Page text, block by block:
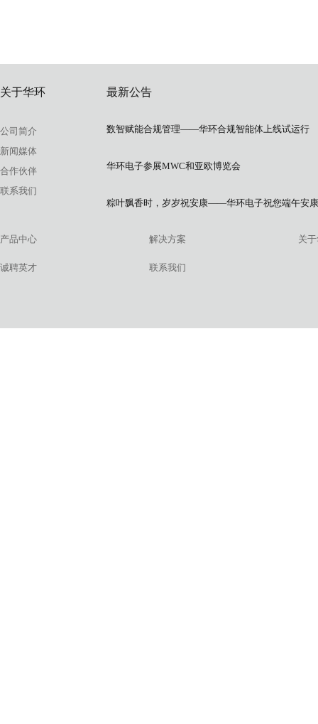
关于华环
公司简介
新闻媒体
合作伙伴
联系我们
最新公告
数智赋能合规管理——华环合规智能体上线试运行
华环电子参展MWC和亚欧博览会
粽叶飘香时，岁岁祝安康——华环电子祝您端午安康
产品中心 解决方案 关
诚聘英才 联系我们